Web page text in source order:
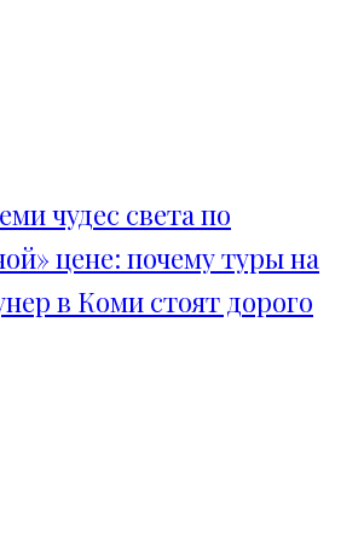
чудес света по
цене: почему туры на
в Коми стоят дорого